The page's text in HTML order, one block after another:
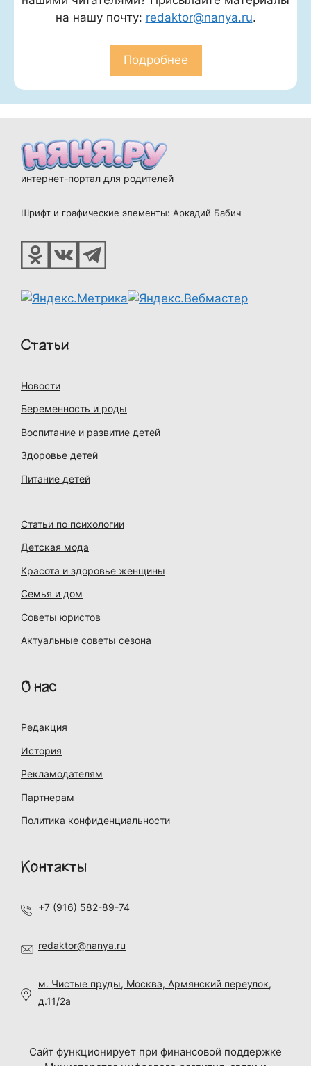
на нашу почту: redaktor@nanya.ru.
Подробнее
интернет-портал для родителей
Шрифт и графические элементы: Аркадий Бабич
Статьи
Новости
Беременность и роды
Воспитание и развитие детей
Здоровье детей
Питание детей
Статьи по психологии
Детская мода
Красота и здоровье женщины
Семья и дом
Советы юристов
Актуальные советы сезона
О нас
Редакция
История
Рекламодателям
Партнерам
Политика конфиденциальности
Контакты
+7 (916) 582-89-74
redaktor@nanya.ru
м. Чистые пруды, Москва, Армянский переулок,
д.11/2а
Сайт функционирует при финансовой поддержке